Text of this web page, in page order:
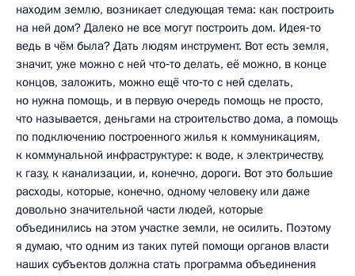
находим землю, возникает следующая тема: как построить
на ней дом? Далеко не все могут построить дом. Идея‑то
ведь в чём была? Дать людям инструмент. Вот есть земля,
значит, уже можно с ней что‑то делать, её можно, в конце
концов, заложить, можно ещё что‑то с ней сделать,
но нужна помощь, и в первую очередь помощь не просто,
что называется, деньгами на строительство дома, а помощь
по подключению построенного жилья к коммуникациям,
к коммунальной инфраструктуре: к воде, к электричеству,
к газу, к канализации, и, конечно, дороги. Вот это большие
расходы, которые, конечно, одному человеку или даже
довольно значительной части людей, которые
объединились на этом участке земли, не осилить. Поэтому
я думаю, что одним из таких путей помощи органов власти
наших субъектов должна стать программа объединения